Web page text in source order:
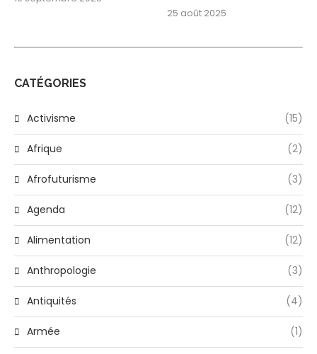
25 août 2025
CATÉGORIES
Activisme (15)
Afrique (2)
Afrofuturisme (3)
Agenda (12)
Alimentation (12)
Anthropologie (3)
Antiquités (4)
Armée (1)